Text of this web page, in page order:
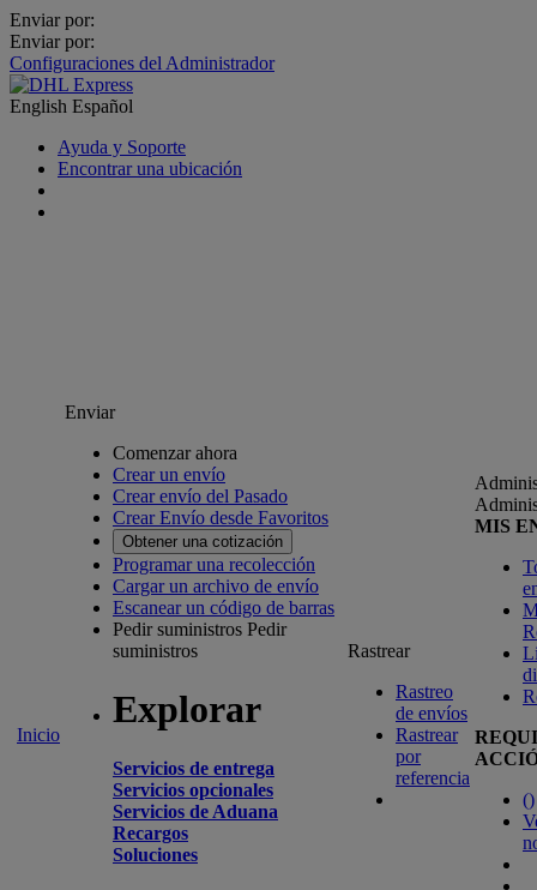
Enviar por:
Enviar por:
Configuraciones del Administrador
English Español
Ayuda y Soporte
Encontrar una ubicación
Inicio
Enviar
Comenzar ahora
Crear un envío
Crear envío del Pasado
Crear Envío desde Favoritos
Obtener una cotización
Programar una recolección
Cargar un archivo de envío
Escanear un código de barras
Pedir suministros Pedir
suministros
Explorar
Servicios de entrega
Servicios opcionales
Servicios de Aduana
Recargos
Soluciones
Rastrear
Rastreo
de envíos
Rastrear
por
referencia
MIS
()